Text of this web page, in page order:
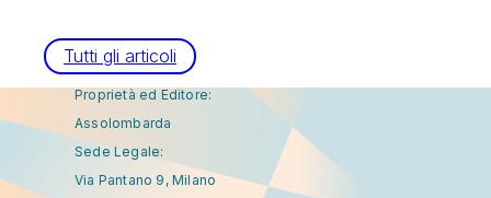
Tutti gli articoli
Proprietà ed Editore:
Assolombarda
Sede Legale:
Via Pantano 9, Milano